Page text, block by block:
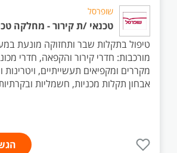
שופרסל
טכנאי /ת קירור - מחלקה
טיפול בתקלות שבר ותחזוקה מונעת
מורכבות: חדרי קירור והקפאה, חדרי
מקררים ומקפיאים תעשייתיים,
אבחון תקלות מכניות, חשמליות